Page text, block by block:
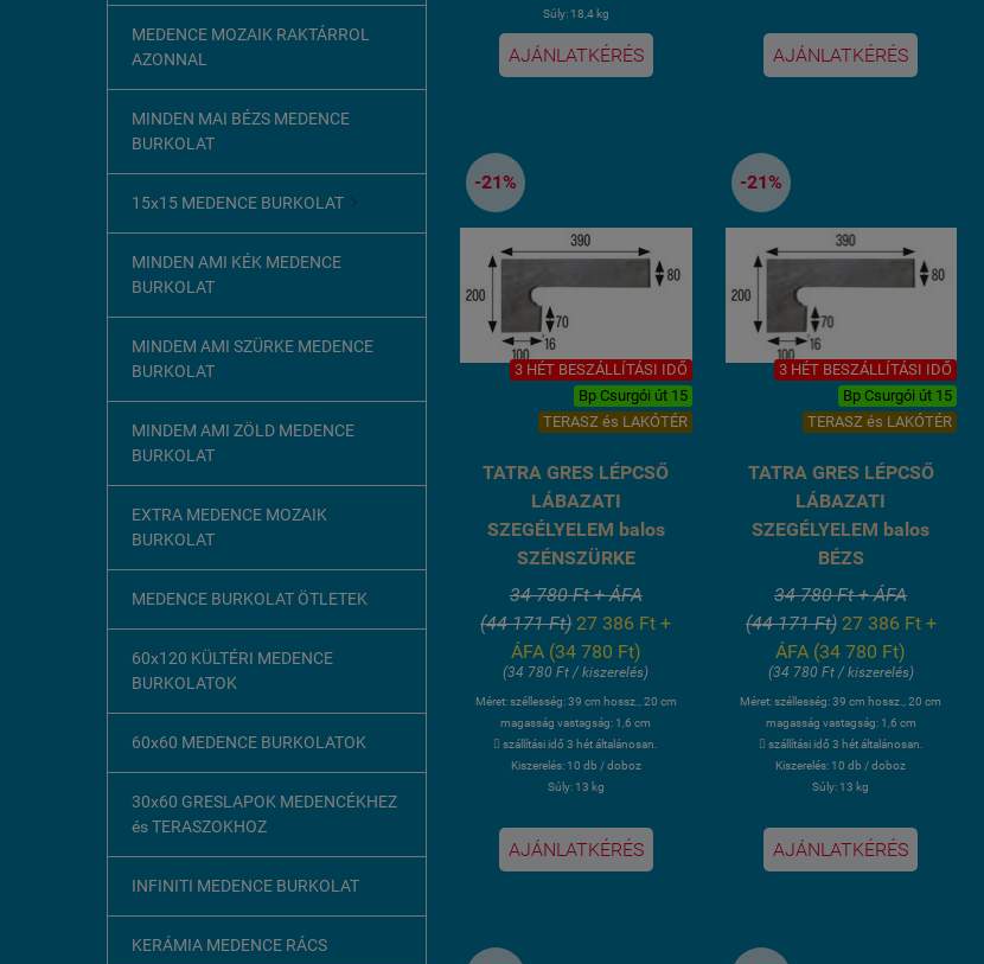
MEDENCE MOZAIK RAKTÁRROL
AZONNAL
MINDEN MAI BÉZS MEDENCE
BURKOLAT
15x15 MEDENCE BURKOLAT 
MINDEN AMI KÉK MEDENCE
BURKOLAT
MINDEM AMI SZÜRKE MEDENCE
BURKOLAT
MINDEM AMI ZÖLD MEDENCE
BURKOLAT
EXTRA MEDENCE MOZAIK
BURKOLAT
MEDENCE BURKOLAT ÖTLETEK
60x120 KÜLTÉRI MEDENCE
BURKOLATOK
60x60 MEDENCE BURKOLATOK
30x60 GRESLAPOK MEDENCÉKHEZ
és TERASZOKHOZ
INFINITI MEDENCE BURKOLAT
KERÁMIA MEDENCE RÁCS
Súly: 18,4 kg
AJÁNLATKÉRÉS AJÁNLATKÉRÉS
-21%
3 HÉT BESZÁLLÍTÁSI IDŐ
Bp Csurgói út 15
TERASZ és LAKÓTÉR
TATRA GRES LÉPCSŐ
LÁBAZATI
SZEGÉLYELEM balos
SZÉNSZÜRKE
34 780 Ft + ÁFA
(44 171 Ft) 27 386 Ft +
ÁFA (34 780 Ft)
(34 780 Ft / kiszerelés)
Méret: széllesség: 39 cm hossz., 20 cm
magasság vastagság: 1,6 cm
 szállítási idő 3 hét általánosan.
Kiszerelés: 10 db / doboz
Súly: 13 kg
AJÁNLATKÉRÉS
-21%
3 HÉT BESZÁLLÍTÁSI IDŐ
Bp Csurgói út 15
TERASZ és LAKÓTÉR
TATRA GRES LÉPCSŐ
LÁBAZATI
SZEGÉLYELEM balos
BÉZS
34 780 Ft + ÁFA
(44 171 Ft) 27 386 Ft +
ÁFA (34 780 Ft)
(34 780 Ft / kiszerelés)
Méret: széllesség: 39 cm hossz., 20 cm
magasság vastagság: 1,6 cm
 szállítási idő 3 hét általánosan.
Kiszerelés: 10 db / doboz
Súly: 13 kg
AJÁNLATKÉRÉS